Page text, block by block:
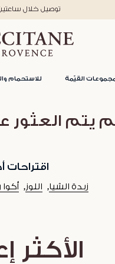
القيّمة للاستحمام
*توصيل خلال
يتم
اقتراحات
زبدة الشيا اللوز
الأكثر